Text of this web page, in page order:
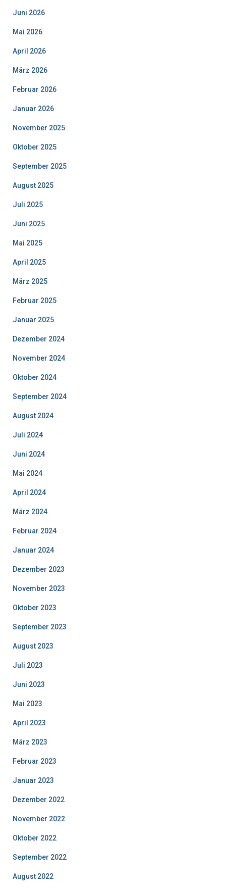
Juni 2026
Mai 2026
April 2026
März 2026
Februar 2026
Januar 2026
November 2025
Oktober 2025
September 2025
August 2025
Juli 2025
Juni 2025
Mai 2025
April 2025
März 2025
Februar 2025
Januar 2025
Dezember 2024
November 2024
Oktober 2024
September 2024
August 2024
Juli 2024
Juni 2024
Mai 2024
April 2024
März 2024
Februar 2024
Januar 2024
Dezember 2023
November 2023
Oktober 2023
September 2023
August 2023
Juli 2023
Juni 2023
Mai 2023
April 2023
März 2023
Februar 2023
Januar 2023
Dezember 2022
November 2022
Oktober 2022
September 2022
August 2022